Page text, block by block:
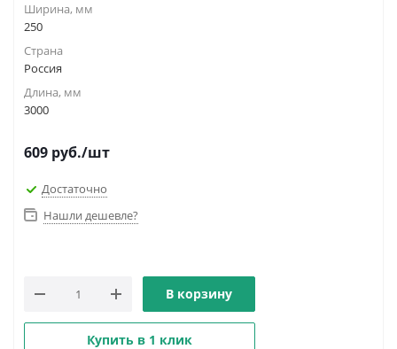
Ширина, мм
250
Страна
Россия
Длина, мм
3000
609 руб./шт
Достаточно
Нашли дешевле?
В корзину
Купить в 1 клик